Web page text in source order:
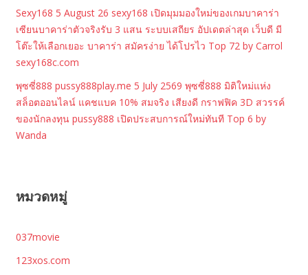
Sexy168 5 August 26 sexy168 เปิดมุมมองใหม่ของเกมบาคาร่า
เซียนบาคาร่าตัวจริงรับ 3 แสน ระบบเสถียร อัปเดตล่าสุด เว็บดี มี
โต๊ะให้เลือกเยอะ บาคาร่า สมัครง่าย ได้โปรไว Top 72 by Carrol
sexy168c.com
พุซซี่888 pussy888play.me 5 July 2569 พุซซี่888 มิติใหม่แห่ง
สล็อตออนไลน์ แคชแบค 10% สมจริง เสียงดี กราฟฟิค 3D สวรรค์
ของนักลงทุน pussy888 เปิดประสบการณ์ใหม่ทันที Top 6 by
Wanda
หมวดหมู่
037movie
123xos.com